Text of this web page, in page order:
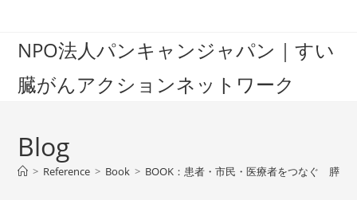
contentNPO法人パンキャンジャパン｜すい
臓がんアクションネットワーク
Blog
> Reference > Book > BOOK：患者・市民・医療者をつなぐ 膵